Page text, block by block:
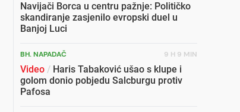
Navijači Borca u centru pažnje: Političko
skandiranje zasjenilo evropski duel u
Banjoj Luci
BH. NAPADAČ 9 H 9 MIN
Video / Haris Tabaković ušao s klupe i
golom donio pobjedu Salcburgu protiv
Pafosa